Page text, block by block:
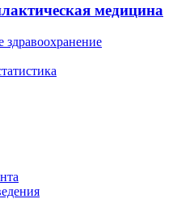
медицина